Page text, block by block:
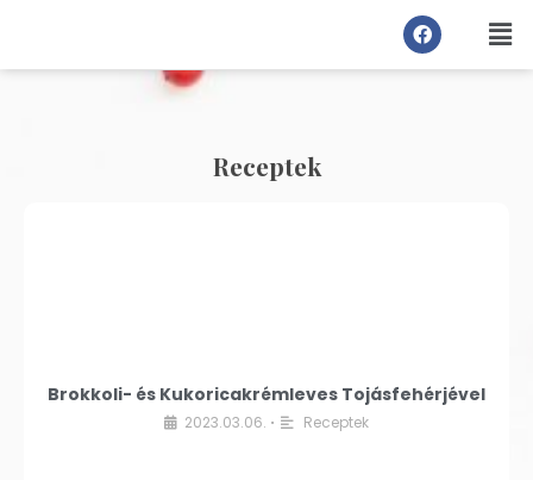
Receptek
Brokkoli- és Kukoricakrémleves Tojásfehérjével
2023.03.06. • Receptek